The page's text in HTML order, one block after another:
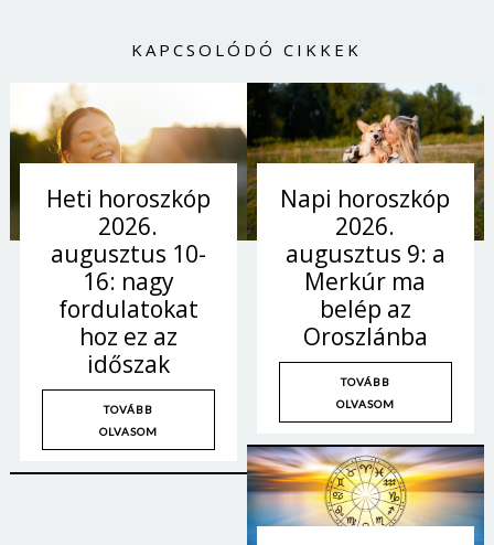
KAPCSOLÓDÓ CIKKEK
Heti horoszkóp
2026.
augusztus 10-
16: nagy
fordulatokat
hoz ez az
időszak
TOVÁBB
OLVASOM
Napi horoszkóp
2026.
augusztus 9: a
Merkúr ma
belép az
Oroszlánba
TOVÁBB
OLVASOM